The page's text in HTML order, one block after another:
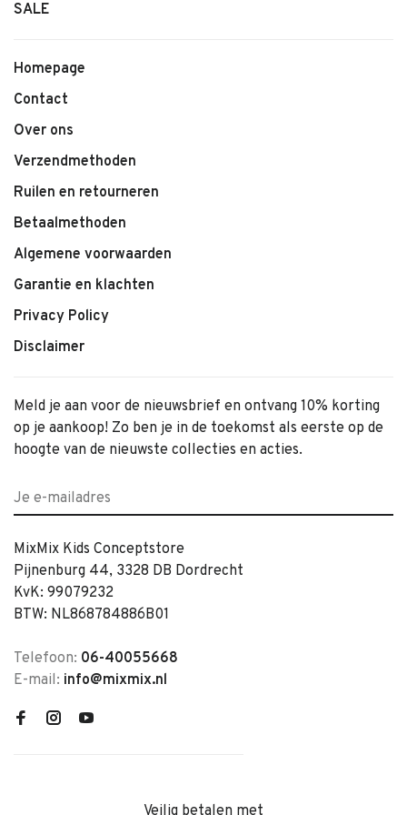
• Zachte, comfortabele stof
• Kleur: Coral
• Comfortabele pasvorm
• Geschikt voor baby’s en jonge kinderen
• Makkelijk te combineren
SALE
Homepage
Contact
Over ons
Verzendmethoden
Ruilen en retourneren
Betaalmethoden
Algemene voorwaarden
Garantie en klachten
Privacy Policy
Disclaimer
Meld je aan voor de nieuwsbrief en ontvang 10% korting
op je aankoop! Zo ben je in de toekomst als eerste op de
hoogte van de nieuwste collecties en acties.
MixMix Kids Conceptstore
Pijnenburg 44, 3328 DB Dordrecht
KvK: 99079232
BTW: NL868784886B01
Telefoon: 06-40055668
E-mail: info@mixmix.nl
Veilig betalen met